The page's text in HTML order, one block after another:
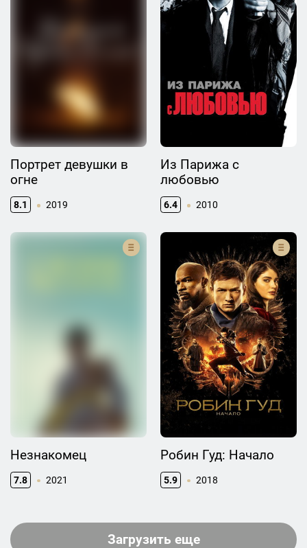
Портрет девушки в
огне
8.1 2019
Из Парижа с
любовью
6.4 2010
Незнакомец
7.8 2021
Робин Гуд: Начало
5.9 2018
Загрузить еще